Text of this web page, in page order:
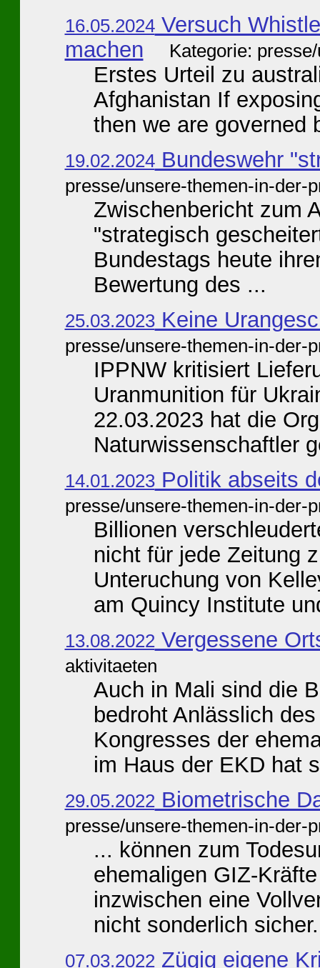
16.05.2024Versuch
machen
Kategorie:
Erstes Urteil zu
Afghanistan If
then we are governed
19.02.2024Bundeswehr
presse/unsere-themen-in-der-
Zwischenbericht zum
"strategisch
Bundestags heute
Bewertung des ...
25.03.2023Keine
presse/unsere-themen-in-der-
IPPNW kritisiert
Uranmunition für
22.03.2023 hat die
Naturwissenschaftler
14.01.2023Politik abseits
presse/unsere-themen-in-der-
Billionen
nicht für jede Zeitung
Unteruchung von
am Quincy Institute
13.08.2022 Vergessene
aktivitaeten
Auch in Mali sind die
bedroht Anlässlich
Kongresses der
im Haus der EKD hat
29.05.2022 Biometrische
presse/unsere-themen-in-der-
... können zum
ehemaligen GIZ-
inzwischen eine
nicht sonderlich
07.03.2022 Zügig eigene